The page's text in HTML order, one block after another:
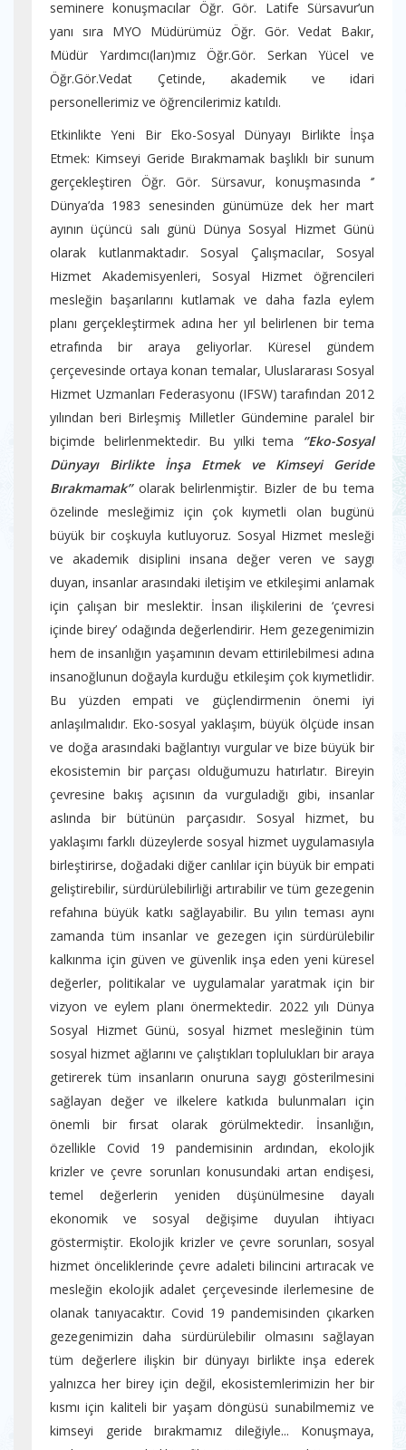
seminere konuşmacılar Öğr. Gör. Latife Sürsavur’un
yanı sıra MYO Müdürümüz Öğr. Gör. Vedat Bakır,
Müdür Yardımcı(ları)mız Öğr.Gör. Serkan Yücel ve
Öğr.Gör.Vedat Çetinde, akademik ve idari
personellerimiz ve öğrencilerimiz katıldı.
Etkinlikte Yeni Bir Eko-Sosyal Dünyayı Birlikte İnşa
Etmek: Kimseyi Geride Bırakmamak başlıklı bir sunum
gerçekleştiren Öğr. Gör. Sürsavur, konuşmasında ‘’
Dünya’da 1983 senesinden günümüze dek her mart
ayının üçüncü salı günü Dünya Sosyal Hizmet Günü
olarak kutlanmaktadır. Sosyal Çalışmacılar, Sosyal
Hizmet Akademisyenleri, Sosyal Hizmet öğrencileri
mesleğin başarılarını kutlamak ve daha fazla eylem
planı gerçekleştirmek adına her yıl belirlenen bir tema
etrafında bir araya geliyorlar. Küresel gündem
çerçevesinde ortaya konan temalar, Uluslararası Sosyal
Hizmet Uzmanları Federasyonu (IFSW) tarafından 2012
yılından beri Birleşmiş Milletler Gündemine paralel bir
biçimde belirlenmektedir. Bu yılki tema
‘’Eko-Sosyal
Dünyayı Birlikte İnşa Etmek ve Kimseyi Geride
Bırakmamak’’ olarak belirlenmiştir. Bizler de bu tema
özelinde mesleğimiz için çok kıymetli olan bugünü
büyük bir coşkuyla kutluyoruz. Sosyal Hizmet mesleği
ve akademik disiplini insana değer veren ve saygı
duyan, insanlar arasındaki iletişim ve etkileşimi anlamak
için çalışan bir meslektir. İnsan ilişkilerini de ‘çevresi
içinde birey’ odağında değerlendirir. Hem gezegenimizin
hem de insanlığın yaşamının devam ettirilebilmesi adına
insanoğlunun doğayla kurduğu etkileşim çok kıymetlidir.
Bu yüzden empati ve güçlendirmenin önemi iyi
anlaşılmalıdır. Eko-sosyal yaklaşım, büyük ölçüde insan
ve doğa arasındaki bağlantıyı vurgular ve bize büyük bir
ekosistemin bir parçası olduğumuzu hatırlatır. Bireyin
çevresine bakış açısının da vurguladığı gibi, insanlar
aslında bir bütünün parçasıdır. Sosyal hizmet, bu
yaklaşımı farklı düzeylerde sosyal hizmet uygulamasıyla
birleştirirse, doğadaki diğer canlılar için büyük bir empati
geliştirebilir, sürdürülebilirliği artırabilir ve tüm gezegenin
refahına büyük katkı sağlayabilir. Bu yılın teması aynı
zamanda tüm insanlar ve gezegen için sürdürülebilir
kalkınma için güven ve güvenlik inşa eden yeni küresel
değerler, politikalar ve uygulamalar yaratmak için bir
vizyon ve eylem planı önermektedir. 2022 yılı Dünya
Sosyal Hizmet Günü, sosyal hizmet mesleğinin tüm
sosyal hizmet ağlarını ve çalıştıkları toplulukları bir araya
getirerek tüm insanların onuruna saygı gösterilmesini
sağlayan değer ve ilkelere katkıda bulunmaları için
önemli bir fırsat olarak görülmektedir. İnsanlığın,
özellikle Covid 19 pandemisinin ardından, ekolojik
krizler ve çevre sorunları konusundaki artan endişesi,
temel değerlerin yeniden düşünülmesine dayalı
ekonomik ve sosyal değişime duyulan ihtiyacı
göstermiştir. Ekolojik krizler ve çevre sorunları, sosyal
hizmet önceliklerinde çevre adaleti bilincini artıracak ve
mesleğin ekolojik adalet çerçevesinde ilerlemesine de
olanak tanıyacaktır. Covid 19 pandemisinden çıkarken
gezegenimizin daha sürdürülebilir olmasını sağlayan
tüm değerlere ilişkin bir dünyayı birlikte inşa ederek
yalnızca her birey için değil, ekosistemlerimizin her bir
kısmı için kaliteli bir yaşam döngüsü sunabilmemiz ve
kimseyi geride bırakmamız dileğiyle... Konuşmaya,